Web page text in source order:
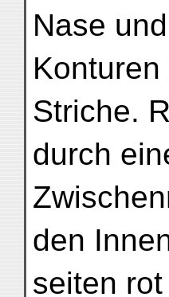
Nase
Striche.
durch
den
seiten